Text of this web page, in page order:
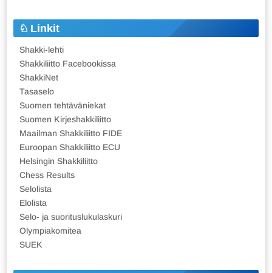
Linkit
Shakki-lehti
Shakkiliitto Facebookissa
ShakkiNet
Tasaselo
Suomen tehtäväniekat
Suomen Kirjeshakkiliitto
Maailman Shakkiliitto FIDE
Euroopan Shakkiliitto ECU
Helsingin Shakkiliitto
Chess Results
Selolista
Elolista
Selo- ja suorituslukulaskuri
Olympiakomitea
SUEK